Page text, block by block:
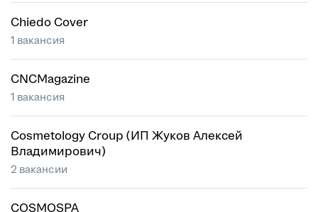
Chiedo Cover
1 вакансия
CNCMagazine
1 вакансия
Cosmetology Croup (ИП Жуков Алексей
Владимирович)
2 вакансии
COSMOSPA